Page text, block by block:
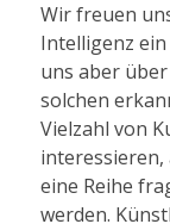
Wir freuen
Intelligenz
uns aber
solchen
Vielzahl von
eine Reihe
werden.